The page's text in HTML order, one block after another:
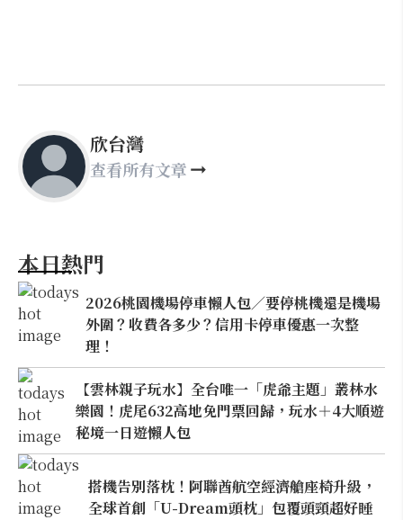
欣台灣
查看所有文章
本日熱門
2026桃園機場停車懶人包／要停桃機還是機場
外圍？收費各多少？信用卡停車優惠一次整
理！
【雲林親子玩水】全台唯一「虎爺主題」叢林水
樂園！虎尾632高地免門票回歸，玩水＋4大順遊
秘境一日遊懶人包
搭機告別落枕！阿聯酋航空經濟艙座椅升級，
全球首創「U-Dream頭枕」包覆頭頸超好睡